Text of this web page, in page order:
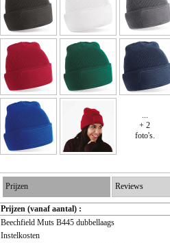
...
+ 2
foto's.
Prijzen Reviews
Prijzen (vanaf aantal) :
Beechfield Muts B445 dubbellaags
Instelkosten